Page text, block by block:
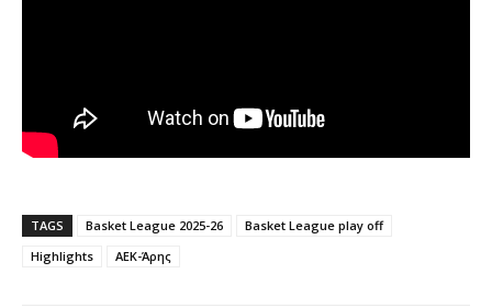
TAGS Basket League 2025-26
Basket League play off
Highlights
ΑΕΚ-Άρης